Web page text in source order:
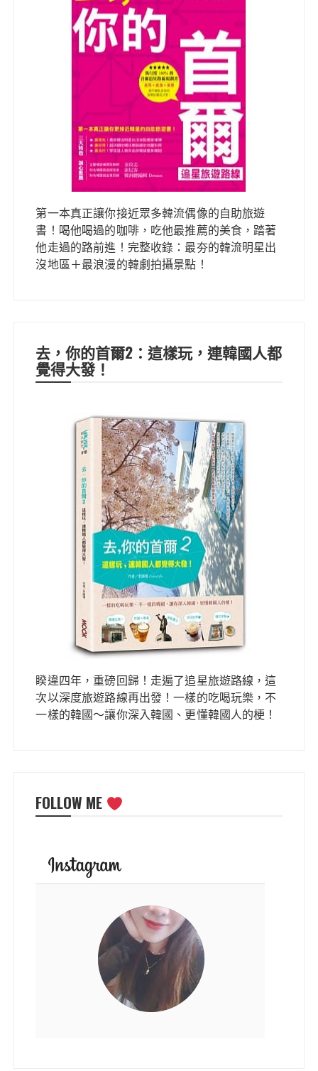
第一本真正讓你接近眾多韓流偶像的自助旅遊
書！喝他喝過的咖啡，吃他最推薦的美食，踏著
他走過的路前進！完整收錄：最夯的韓流明星出
沒地區＋最浪漫的韓劇拍攝景點！
去，你的首爾2：這樣玩，連韓國人都
覺得大發！
睽違四年，重磅回歸！走遍了追星旅遊路線，這
次以深度旅遊路線再出發！一樣的吃喝玩樂，不
一樣的韓國～讓你深入韓國、更懂韓國人的梗！
FOLLOW ME